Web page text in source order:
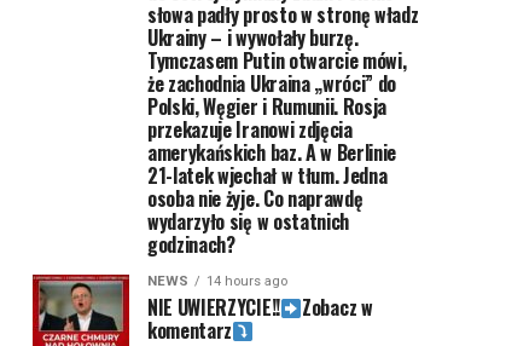
słowa padły prosto w stronę władz
Ukrainy – i wywołały burzę.
Tymczasem Putin otwarcie mówi,
że zachodnia Ukraina „wróci” do
Polski, Węgier i Rumunii. Rosja
przekazuje Iranowi zdjęcia
amerykańskich baz. A w Berlinie
21-latek wjechał w tłum. Jedna
osoba nie żyje. Co naprawdę
wydarzyło się w ostatnich
godzinach?
NEWS 14 hours ago
NIE UWIERZYCIE!! Zobacz w
komentarz